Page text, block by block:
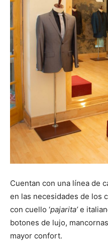
Cuentan con una línea de
en las necesidades de los
con cuello ‘pajarita’e
botones de lujo,
mayor confort.